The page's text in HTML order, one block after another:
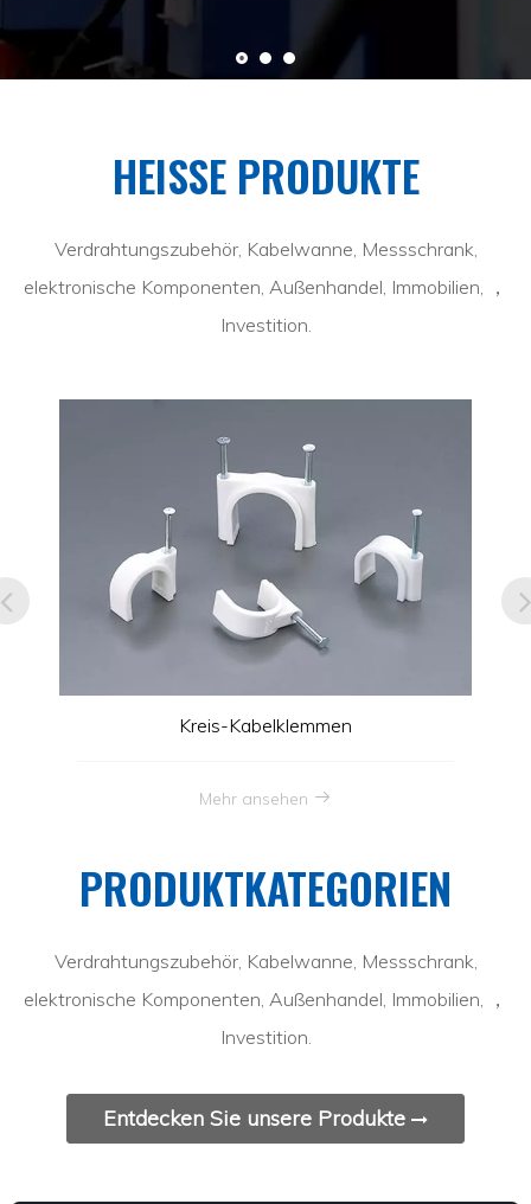
HEISSE PRODUKTE
Verdrahtungszubehör, Kabelwanne, Messschrank,
elektronische Komponenten, Außenhandel, Immobilien, ，
Investition.
Kreis-Kabelklemmen
Mehr ansehen
PRODUKTKATEGORIEN
Verdrahtungszubehör, Kabelwanne, Messschrank,
elektronische Komponenten, Außenhandel, Immobilien, ，
Investition.
Entdecken Sie unsere Produkte